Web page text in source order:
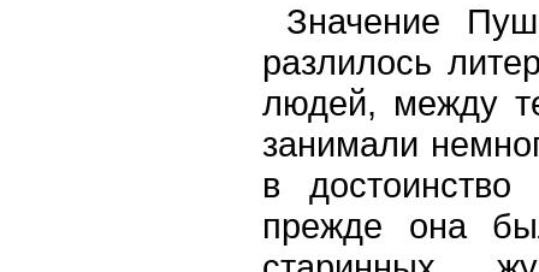
Значение
разлилось
людей, между
занимали
в
прежде она